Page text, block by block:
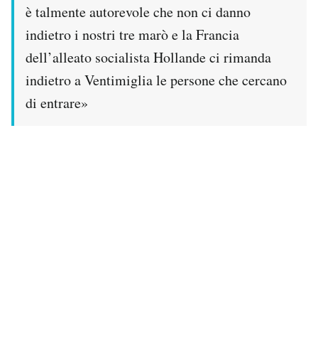
Area Personale
Newsletter
Notifiche mobile
Hai bisogno di aiuto?
Esci
è talmente autorevole che non ci danno
indietro i nostri tre marò e la Francia
dell’alleato socialista Hollande ci rimanda
indietro a Ventimiglia le persone che cercano
di entrare»